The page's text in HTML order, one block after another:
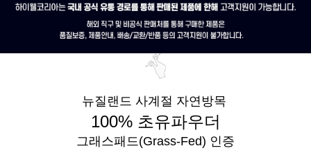
뉴질랜드 사계절 자연방목
100% 초유파우더
그래스패드(Grass-Fed) 인증